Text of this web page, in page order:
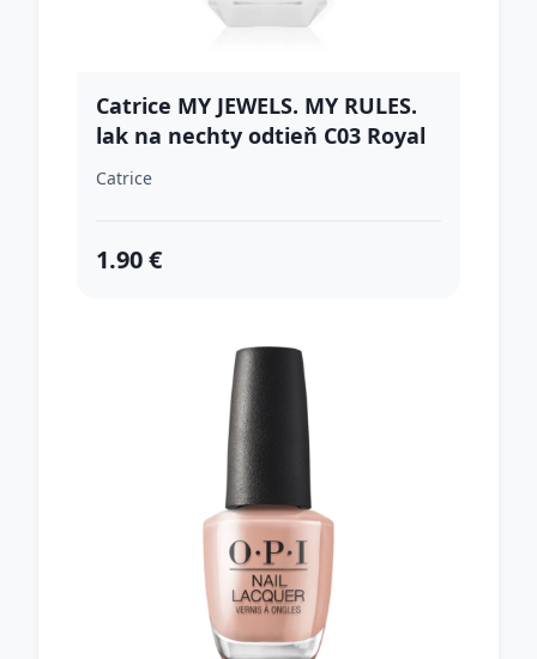
Catrice MY JEWELS. MY RULES.
lak na nechty odtieň C03 Royal
Red 10,5 ml
Catrice
1.90 €